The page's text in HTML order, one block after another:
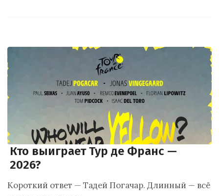
Кто выиграет Тур де Франс —
2026?
Короткий ответ — Тадей Погачар. Длинный — всё